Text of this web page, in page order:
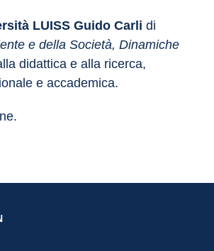
LUISS Guido Carli di
e della Società, Dinamiche
didattica e alla ricerca,
e accademica.